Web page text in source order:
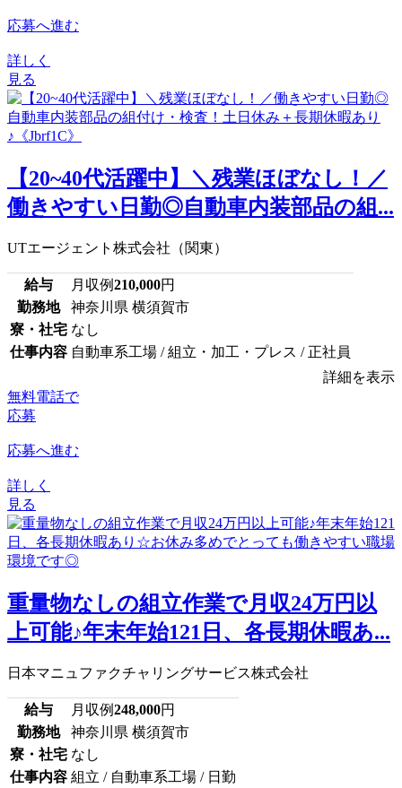
応募へ進む
詳しく
見る
【20~40代活躍中】＼残業ほぼなし！／
働きやすい日勤◎自動車内装部品の組...
UTエージェント株式会社（関東）
給与 月収例210,000円
勤務地
神奈川県 横須賀市
寮・社宅 なし
仕事内容 自動車系工場 / 組立・加工・プレス / 正社員
詳細を表示
無料電話で
応募
応募へ進む
詳しく
見る
重量物なしの組立作業で月収24万円以
上可能♪年末年始121日、各長期休暇あ...
日本マニュファクチャリングサービス株式会社
給与 月収例248,000円
勤務地
神奈川県 横須賀市
寮・社宅 なし
仕事内容 組立 / 自動車系工場 / 日勤